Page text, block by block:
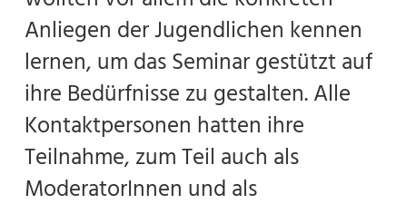
Anliegen der Jugendlichen kennen
lernen, um das Seminar gestützt auf
ihre Bedürfnisse zu gestalten. Alle
Kontaktpersonen hatten ihre
Teilnahme, zum Teil auch als
ModeratorInnen und als